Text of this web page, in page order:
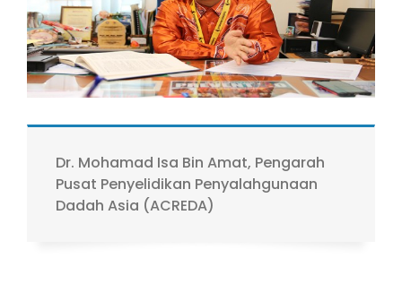
Dr. Mohamad Isa Bin Amat, Pengarah
Pusat Penyelidikan Penyalahgunaan
Dadah Asia (ACREDA)